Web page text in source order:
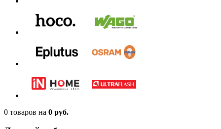
0 товаров на 0 руб.